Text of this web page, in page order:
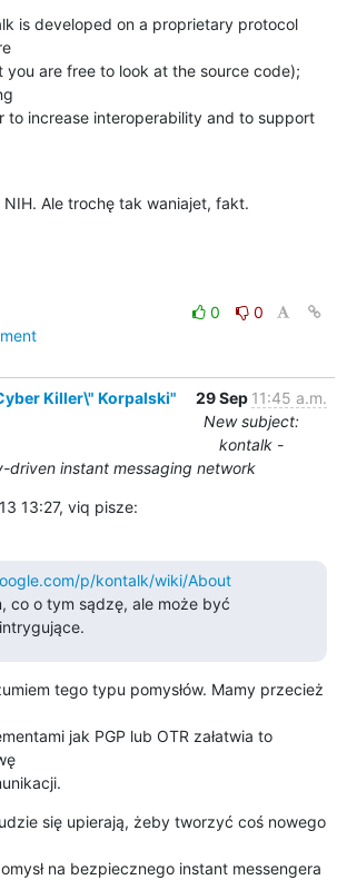
is developed on a proprietary protocol
NIH. Ale trochę tak waniajet, fakt.
0
0
Killer\" Korpalski" 29 Sep 11:45 a.m.
New subject:
kontalk -
driven instant messaging network
13:27, viq pisze:
p/kontalk/wiki/About
co o tym sądzę, ale może być
tego typu pomysłów. Mamy przecież
jak PGP lub OTR załatwia to
się upierają, żeby tworzyć coś nowego
na bezpiecznego instant messengera